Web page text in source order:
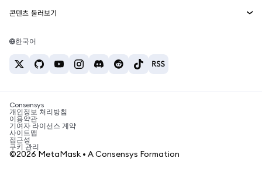
웹3 서비스
고객 지원
채용
테더 가격
USDT를 INR로 환전
BTC를 INR로 환전
ETH를 USDT로 환전
ETH 매수
USDT 매수
SHIB 매수
BNB 매수
콘텐츠 둘러보기
솔라나 지갑
암호화폐 세금 뉴스
암호화폐 매수 방법
비트코인 매도 방법
한국어
Consensys
개인정보 처리방침
이용약관
기여자 라이선스 계약
사이트맵
접근성
쿠키 관리
©2026 MetaMask • A Consensys Formation